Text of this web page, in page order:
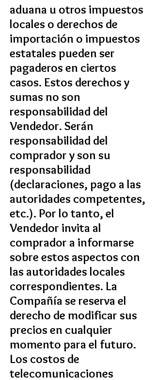
aduana u otros impuestos
locales o derechos de
importación o impuestos
estatales pueden ser
pagaderos en ciertos
casos. Estos derechos y
sumas no son
responsabilidad del
Vendedor. Serán
responsabilidad del
comprador y son su
responsabilidad
(declaraciones, pago a las
autoridades competentes,
etc.). Por lo tanto, el
Vendedor invita al
comprador a informarse
sobre estos aspectos con
las autoridades locales
correspondientes. La
Compañía se reserva el
derecho de modificar sus
precios en cualquier
momento para el futuro.
Los costos de
telecomunicaciones